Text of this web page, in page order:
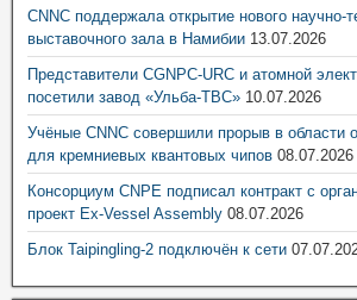
CNNC поддержала открытие нового научно-
выставочного зала в Намибии 13.07.2026
Представители CGNPC-URC и атомной
посетили завод «Ульба-ТВС» 10.07.2026
Учёные CNNC совершили прорыв в области
для кремниевых квантовых чипов 08.07.2026
Консорциум CNPE подписал контракт с
проект Ex-Vessel Assembly 08.07.2026
Блок Taipingling-2 подключён к сети